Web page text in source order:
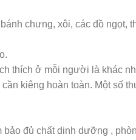
chưng, xôi, các đồ ngọt,
thích ở mỗi người là khác
kiêng hoàn toàn. Một số
đủ chất dinh dưỡng ,